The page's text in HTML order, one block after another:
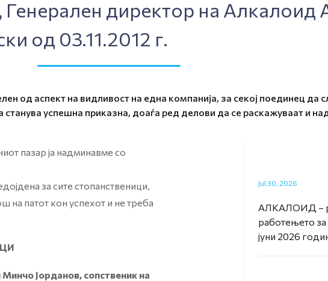
директор на Алкалоид
од 03.11.2012 г.
од аспект на видливост на една компанија, за секој поединец да
успешна приказна, доаѓа ред делови да се раскажуваат и
пазар ја надминавме со
за сите стопанственици,
на патот кон успехот и не треба
Јорданов, сопственик на
Jul 30, 2026
АЛКАЛОИД –
работењето за
јуни 2026